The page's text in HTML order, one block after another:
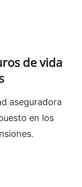
de vida
aseguradora
en los